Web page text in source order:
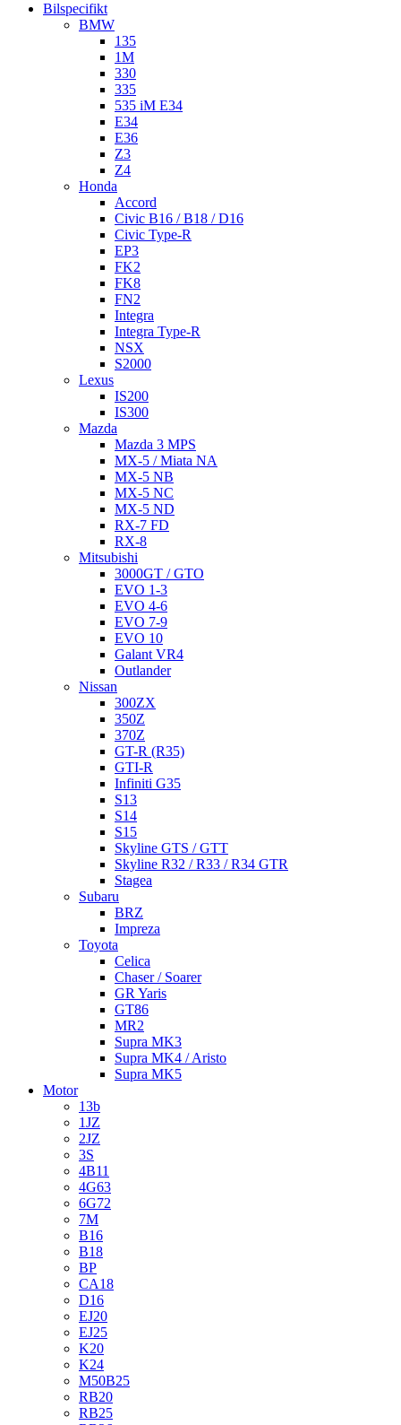
Bilspecifikt
BMW
135
1M
330
335
535 iM E34
E34
E36
Z3
Z4
Honda
Accord
Civic B16 / B18 / D16
Civic Type-R
EP3
FK2
FK8
FN2
Integra
Integra Type-R
NSX
S2000
Lexus
IS200
IS300
Mazda
Mazda 3 MPS
MX-5 / Miata NA
MX-5 NB
MX-5 NC
MX-5 ND
RX-7 FD
RX-8
Mitsubishi
3000GT / GTO
EVO 1-3
EVO 4-6
EVO 7-9
EVO 10
Galant VR4
Outlander
Nissan
300ZX
350Z
370Z
GT-R (R35)
GTI-R
Infiniti G35
S13
S14
S15
Skyline GTS / GTT
Skyline R32 / R33 / R34 GTR
Stagea
Subaru
BRZ
Impreza
Toyota
Celica
Chaser / Soarer
GR Yaris
GT86
MR2
Supra MK3
Supra MK4 / Aristo
Supra MK5
Motor
13b
1JZ
2JZ
3S
4B11
4G63
6G72
7M
B16
B18
BP
CA18
D16
EJ20
EJ25
K20
K24
M50B25
RB20
RB25